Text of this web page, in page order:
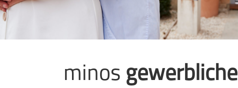
minos gewerbliche